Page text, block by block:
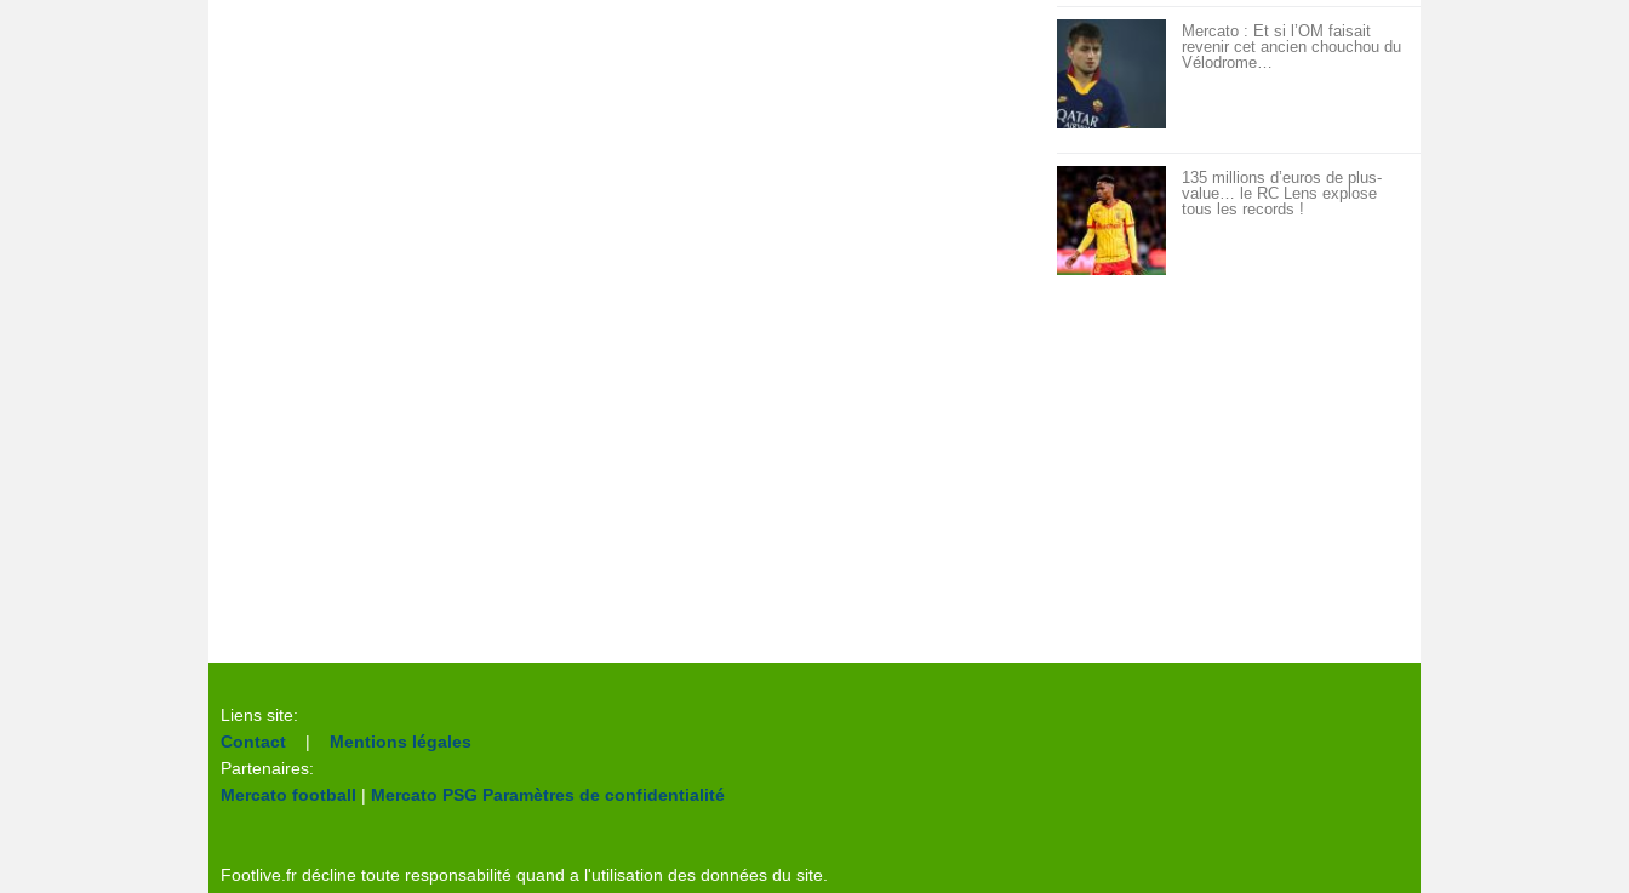
Mercato : Et si l’OM faisait
revenir cet ancien chouchou du
Vélodrome…
135 millions d’euros de plus-
value… le RC Lens explose
tous les records !
Liens site:
Contact | Mentions légales
Partenaires:
Mercato football | Mercato PSG Paramètres de confidentialité
Footlive.fr décline toute responsabilité quand a l'utilisation des données du site.